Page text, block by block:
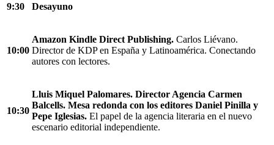
9:30 Desayuno
10:00
Amazon Kindle Direct Publishing. Carlos Liévano.
Director de KDP en España y Latinoamérica. Conectando
autores con lectores.
10:30
Lluis Miquel Palomares. Director Agencia Carmen
Balcells. Mesa redonda con los editores Daniel Pinilla y
Pepe Iglesias. El papel de la agencia literaria en el nuevo
escenario editorial independiente.